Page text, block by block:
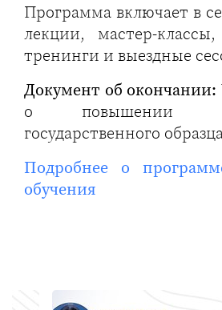
Программа включает в
лекции, мастер-классы,
тренинги и выездные
Документ об окончании:
о повышении
государственного
Подробнее о
обучения